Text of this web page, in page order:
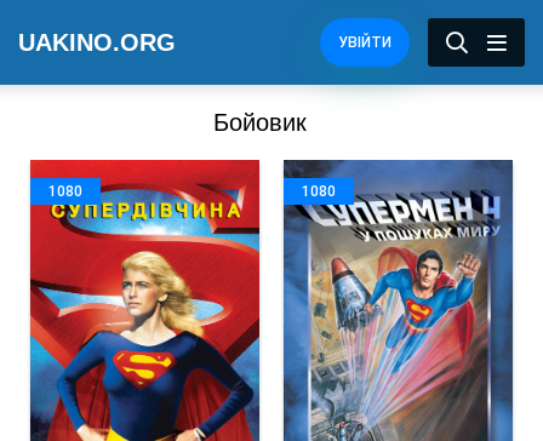
UAKINO.ORG УВІЙТИ
Бойовик
1080 1080